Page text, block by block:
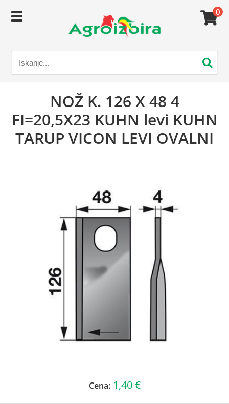
0
NOŽ K. 126 X 48 4
FI=20,5X23 KUHN levi KUHN
TARUP VICON LEVI OVALNI
Cena: 1,40 €